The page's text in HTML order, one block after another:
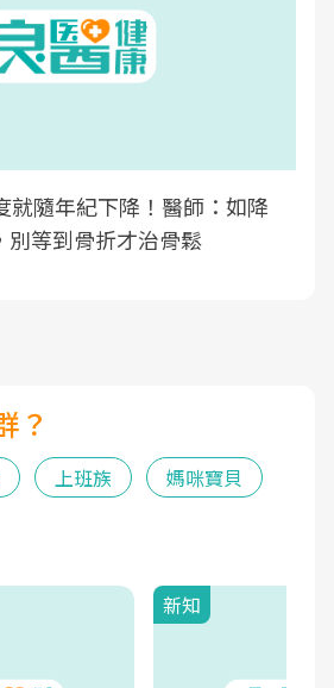
就隨年紀下降！醫師：如降
別等到骨折才治骨鬆
？
上班族 媽咪寶貝
新知